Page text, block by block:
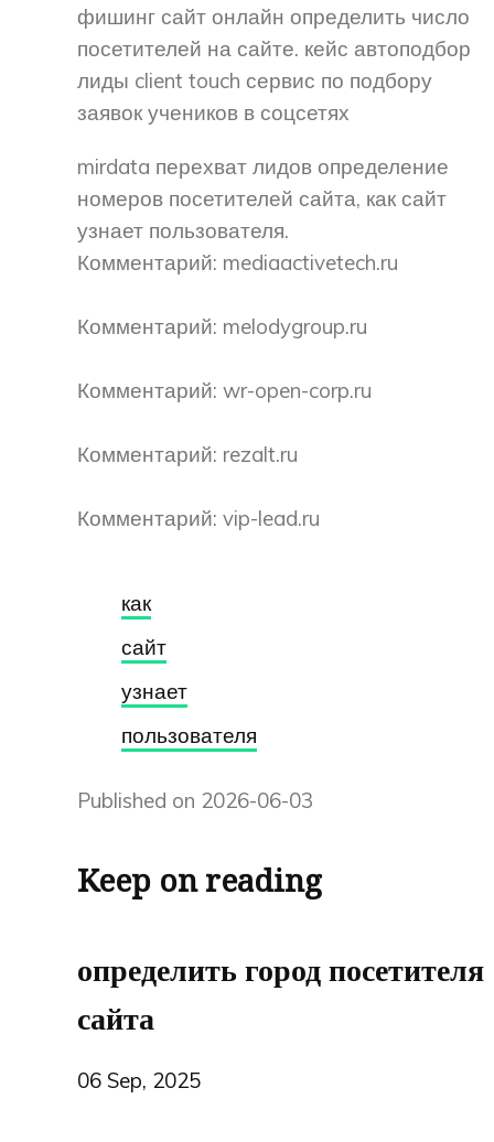
фишинг сайт онлайн определить число
посетителей на сайте. кейс автоподбор
лиды client touch сервис по подбору
заявок учеников в соцсетях
mirdata перехват лидов определение
номеров посетителей сайта, как сайт
узнает пользователя.
Комментарий: mediaactivetech.ru
Комментарий: melodygroup.ru
Комментарий: wr-open-corp.ru
Комментарий: rezalt.ru
Комментарий: vip-lead.ru
как
сайт
узнает
пользователя
Published on 2026-06-03
Keep on reading
определить город посетителя
сайта
06 Sep, 2025